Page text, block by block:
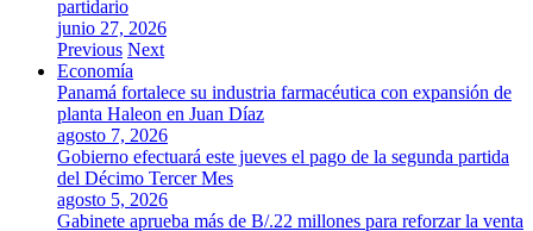
partidario
junio 27, 2026
Previous Next
Economía
Panamá fortalece su industria farmacéutica con expansión de
planta Haleon en Juan Díaz
agosto 7, 2026
Gobierno efectuará este jueves el pago de la segunda partida
del Décimo Tercer Mes
agosto 5, 2026
Gabinete aprueba más de B/.22 millones para reforzar la venta